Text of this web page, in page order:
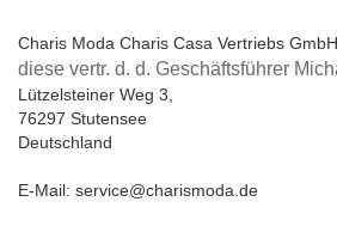
Charis Moda Charis Casa Vertriebs GmbH
diese vertr. d. d. Geschäftsführer
Lützelsteiner Weg 3,
76297 Stutensee
Deutschland
E-Mail: service@charismoda.de